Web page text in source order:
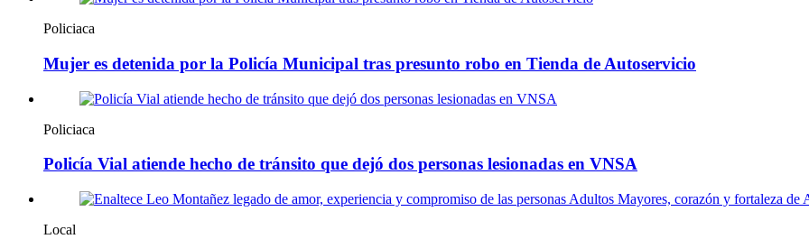
Policiaca
Mujer es detenida por la Policía Municipal tras presunto robo en Tienda de Autoservicio
Policiaca
Policía Vial atiende hecho de tránsito que dejó dos personas lesionadas en VNSA
Local